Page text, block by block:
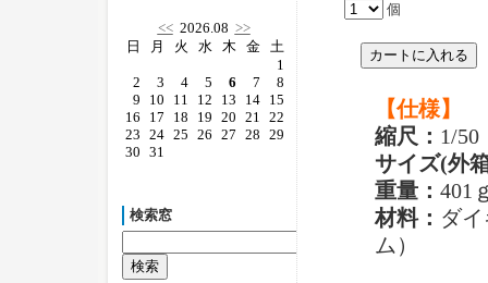
<<2026.08 >>
日
2
9
16
23
30
月
3
10
17
24
31
火
4
11
18
25
水
5
12
19
26
木
6
13
20
27
金
7
14
21
28
土
1
8
15
22
29
検索窓
個
【仕様】
縮尺： 1/50
サイズ(外
重量： 401
材料： ダ
ム）